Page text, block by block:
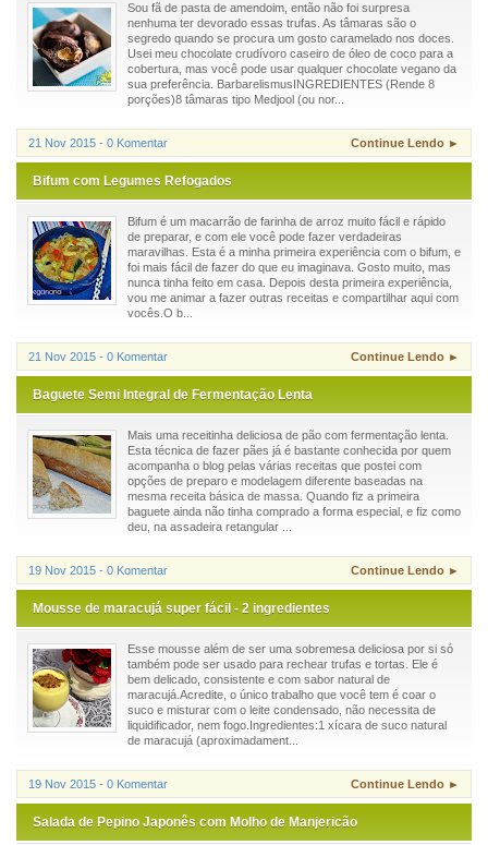
Sou fã de pasta de amendoim, então não foi surpresa
nenhuma ter devorado essas trufas. As tâmaras são o
segredo quando se procura um gosto caramelado nos doces.
Usei meu chocolate crudívoro caseiro de óleo de coco para a
cobertura, mas você pode usar qualquer chocolate vegano da
sua preferência. BarbarelismusINGREDIENTES (Rende 8
porções)8 tâmaras tipo Medjool (ou nor...
21 Nov 2015 - 0 Komentar Continue Lendo ►
Bifum com Legumes Refogados
Bifum é um macarrão de farinha de arroz muito fácil e rápido
de preparar, e com ele você pode fazer verdadeiras
maravilhas. Esta é a minha primeira experiência com o bifum, e
foi mais fácil de fazer do que eu imaginava. Gosto muito, mas
nunca tinha feito em casa. Depois desta primeira experiência,
vou me animar a fazer outras receitas e compartilhar aqui com
vocês.O b...
21 Nov 2015 - 0 Komentar Continue Lendo ►
Baguete Semi Integral de Fermentação Lenta
Mais uma receitinha deliciosa de pão com fermentação lenta.
Esta técnica de fazer pães já é bastante conhecida por quem
acompanha o blog pelas várias receitas que postei com
opções de preparo e modelagem diferente baseadas na
mesma receita básica de massa. Quando fiz a primeira
baguete ainda não tinha comprado a forma especial, e fiz como
deu, na assadeira retangular ...
19 Nov 2015 - 0 Komentar Continue Lendo ►
Mousse de maracujá super fácil - 2 ingredientes
Esse mousse além de ser uma sobremesa deliciosa por si só
também pode ser usado para rechear trufas e tortas. Ele é
bem delicado, consistente e com sabor natural de
maracujá.Acredite, o único trabalho que você tem é coar o
suco e misturar com o leite condensado, não necessita de
liquidificador, nem fogo.Ingredientes:1 xícara de suco natural
de maracujá (aproximadament...
19 Nov 2015 - 0 Komentar Continue Lendo ►
Salada de Pepino Japonês com Molho de Manjericão